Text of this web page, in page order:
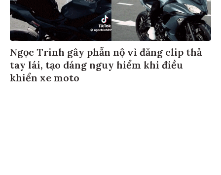
Ngọc Trinh gây phẫn nộ vì đăng clip thả
tay lái, tạo dáng nguy hiểm khi điều
khiển xe moto